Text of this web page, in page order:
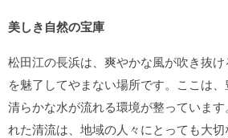
美しき自然の宝庫
松田江の長浜は、爽やかな風が吹き抜
を魅了してやまない場所です。ここは、
清らかな水が流れる環境が整っていま
れた清流は、地域の人々にとっても大